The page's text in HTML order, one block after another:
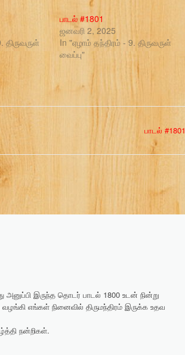
திருவருள்
பாடல் #1801
ஜனவரி 2, 2025
In "ஏழாம் தந்திரம் - 9. திருவருள்
வைப்பு"
பாடல் #1801
அனுப்பி இருந்த தொடர் பாடல் 1800 உடன் நின்று
எங்கள் நினைவில் திருமந்திரம் இருக்க உதவ
நன்றிகள்.